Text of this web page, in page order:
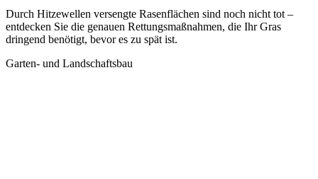
Durch Hitzewellen versengte Rasenflächen sind noch nicht tot –
entdecken Sie die genauen Rettungsmaßnahmen, die Ihr Gras
dringend benötigt, bevor es zu spät ist.
Garten- und Landschaftsbau